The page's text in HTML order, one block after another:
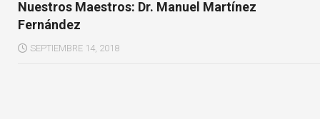
Nuestros Maestros: Dr. Manuel Martínez
Fernández
SEPTIEMBRE 14, 2018